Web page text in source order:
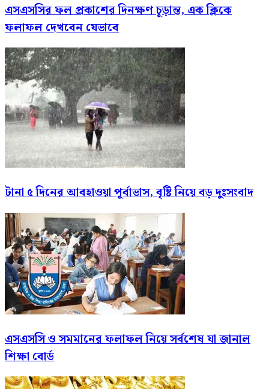
এসএসসির ফল প্রকাশের দিনক্ষণ চূড়ান্ত, এক ক্লিকে
ফলাফল দেখবেন যেভাবে
টানা ৫ দিনের আবহাওয়া পূর্বাভাস, বৃষ্টি নিয়ে বড় দুঃসংবাদ
এসএসসি ও সমমানের ফলাফল নিয়ে সর্বশেষ যা জানাল
শিক্ষা বোর্ড